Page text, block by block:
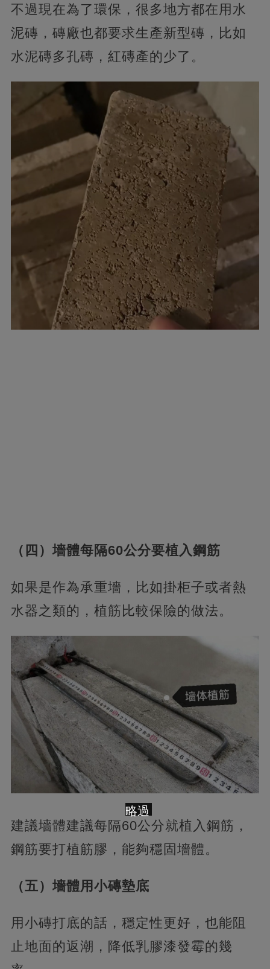
不過現在為了環保，很多地方都在用水
泥磚，磚廠也都要求生產新型磚，比如
水泥磚多孔磚，紅磚產的少了。
（四）墻體每隔60公分要植入鋼筋
如果是作為承重墻，比如掛柜子或者熱
水器之類的，植筋比較保險的做法。
建議墻體建議每隔60公分就植入鋼筋，
鋼筋要打植筋膠，能夠穩固墻體。
（五）墻體用小磚墊底
用小磚打底的話，穩定性更好，也能阻
止地面的返潮，降低乳膠漆發霉的幾
略過